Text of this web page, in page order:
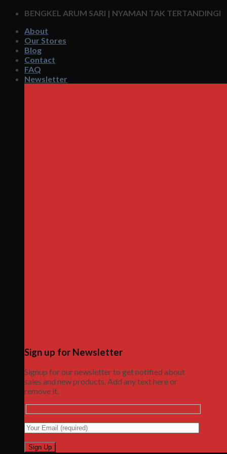
Skip
content
BENGKEL ARUM SARI | NYAMAN TAK TERTANDINGI
About
Our Stores
Blog
Contact
FAQ
Newsletter
Sign up for Newsletter
Signup for our newsletter to get notified about
sales and new products. Add any text here or
remove it.